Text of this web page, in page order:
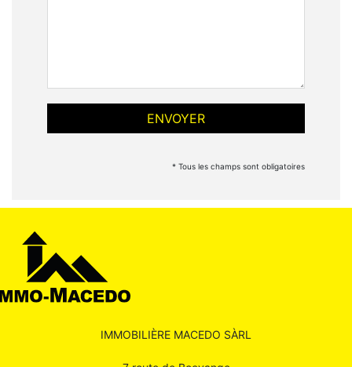
* Tous les champs sont obligatoires
IMMOBILIÈRE MACEDO SÀRL